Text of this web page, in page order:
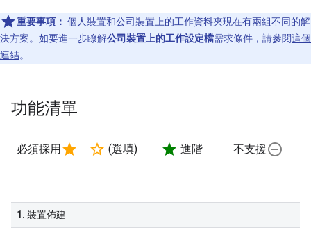
重要事項： 個人裝置和公司裝置上的工作資料夾現在有兩組不同的解
決方案。如要進一步瞭解公司裝置上的工作設定檔需求條件，請參閱這個
連結。
功能清單
必須採用star star_border (選填) star 進階 不支援remove_circle_outline
1 . 裝置佈建